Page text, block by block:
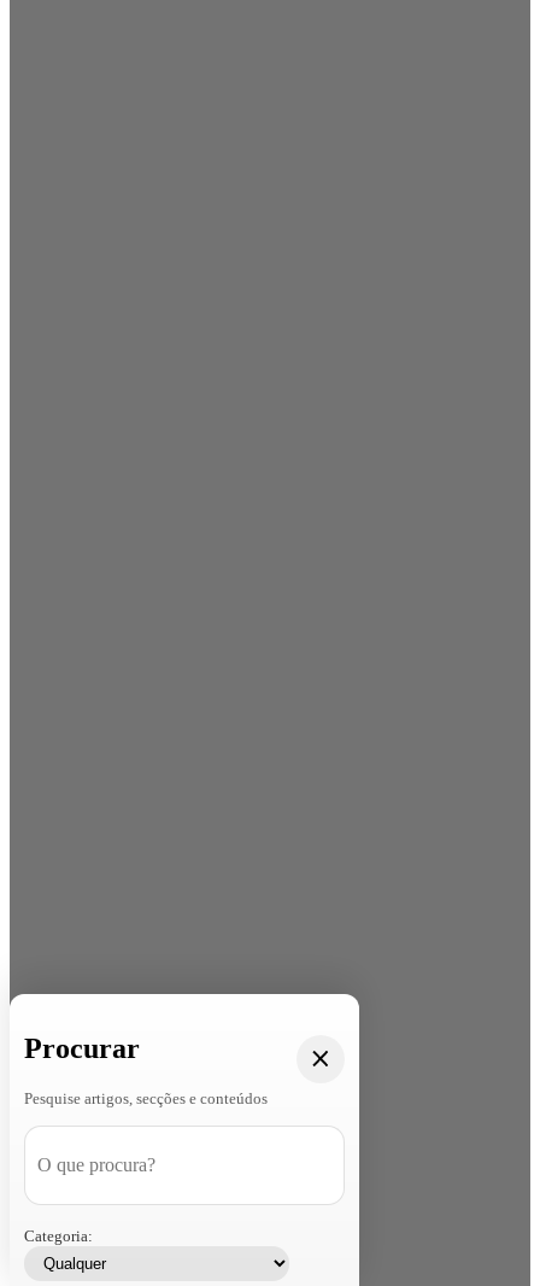
Procurar
Pesquise artigos, secções e conteúdos
Categoria: